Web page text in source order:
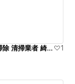
福岡市博多区 浴室クリーニング 風呂掃除 清掃業者 綺麗！
1